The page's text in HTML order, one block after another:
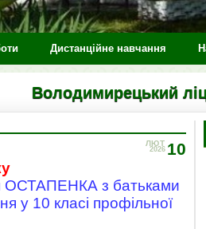
Дистанційне навчання
ліцей
10
ЛЮТ
2026
ОСТАПЕНКА з батьками
у 10 класі профільної